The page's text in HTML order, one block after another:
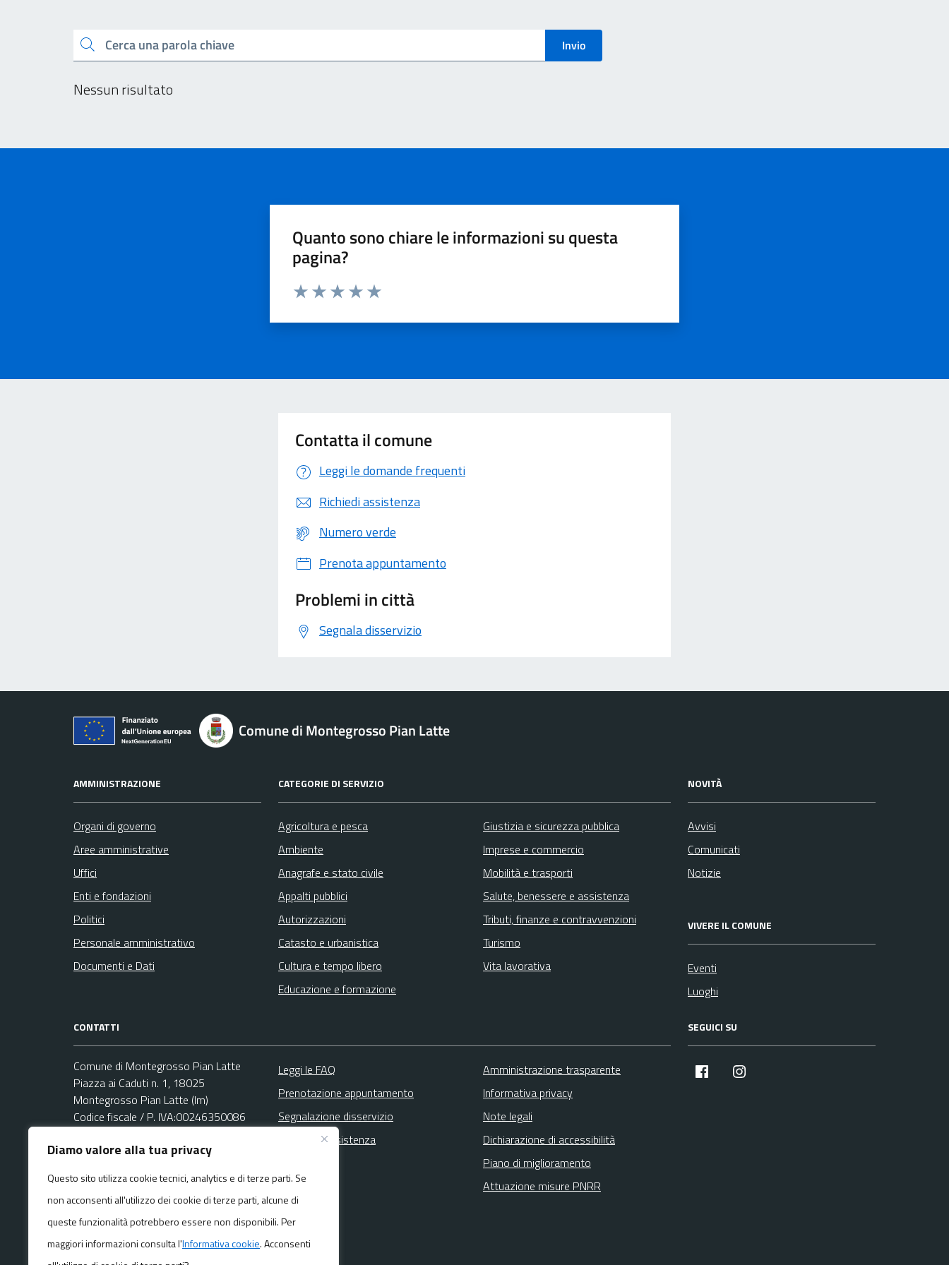
Diamo valore alla tua privacy
Questo sito utilizza cookie tecnici, analytics e di terze parti. Se
non acconsenti all'utilizzo dei cookie di terze parti, alcune di
queste funzionalità potrebbero essere non disponibili. Per
maggiori informazioni consulta l'Informativa cookie. Acconsenti
Cerca una parola chiave Invio
Nessun risultato
Quanto sono chiare le informazioni su questa
pagina?
Contatta il comune
Leggi le domande frequenti
Richiedi assistenza
Numero verde
Prenota appuntamento
Problemi in città
Segnala disservizio
Comune di Montegrosso Pian Latte
AMMINISTRAZIONE
Organi di governo
Aree amministrative
Uffici
Enti e fondazioni
Politici
Personale amministrativo
Documenti e Dati
CATEGORIE DI SERVIZIO
Agricoltura e pesca
Ambiente
Anagrafe e stato civile
Appalti pubblici
Autorizzazioni
Catasto e urbanistica
Cultura e tempo libero
Educazione e formazione
Giustizia e sicurezza pubblica
Imprese e commercio
Mobilità e trasporti
Salute, benessere e assistenza
Tributi, finanze e contravvenzioni
Turismo
Vita lavorativa
NOVITÀ
Avvisi
Comunicati
Notizie
VIVERE IL COMUNE
Eventi
Luoghi
CONTATTI
Comune di Montegrosso Pian Latte
Piazza ai Caduti n. 1, 18025
Montegrosso Pian Latte (Im)
Codice fiscale / P. IVA:00246350086
Area Amministrativa
PEC:
pec@pec.comune.montegrossopianlatte.im.it
Centralino unico: +39 0183 328731
Leggi le FAQ
Prenotazione appuntamento
Segnalazione disservizio
Richiesta assistenza
Amministrazione trasparente
Informativa privacy
Note legali
Dichiarazione di accessibilità
Piano di miglioramento
Attuazione misure PNRR
SEGUICI SU
facebook